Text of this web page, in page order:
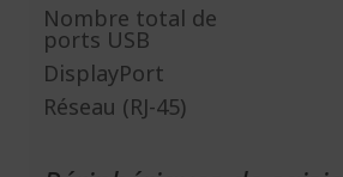
Nombre total de
ports USB
DisplayPort
Réseau (RJ-45)